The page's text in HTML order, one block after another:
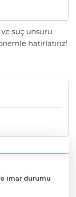
suç unsuru
hatırlatırız!
imar durumu